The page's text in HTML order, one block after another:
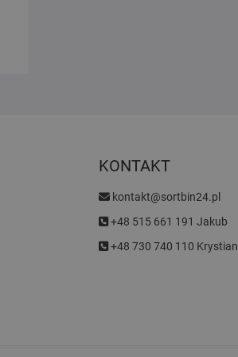
KONTAKT
kontakt@sortbin24.pl
+48 515 661 191 Jakub
+48 730 740 110 Krystian